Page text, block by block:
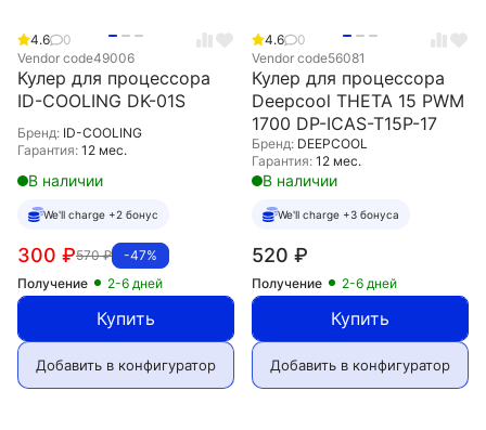
4.6
0
Vendor code49006
Кулер для процессора
ID-COOLING DK-01S
Бренд: ID-COOLING
Гарантия: 12 мес.
В наличии
We'll charge +2 бонус
-47%
570₽
300 ₽
Получение 2-6 дней
Купить
Добавить в конфигуратор
4.6
0
Vendor code56081
Кулер для процессора
Deepcool THETA 15 PWM
1700 DP-ICAS-T15P-17
Бренд: DEEPCOOL
Гарантия: 12 мес.
В наличии
We'll charge +3 бонуса
520 ₽
Получение 2-6 дней
Купить
Добавить в конфигуратор